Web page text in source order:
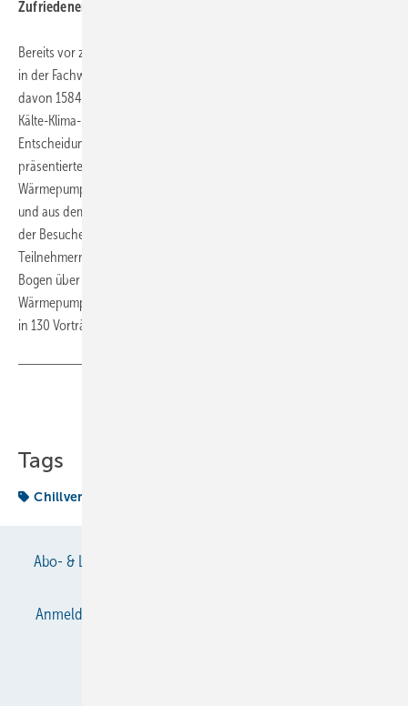
Zufriedener Rückblick auf die Chillventa 2010
Bereits vor zwei Jahren stieß die Chillventa 2010 auf großes Interesse
in der Fachwelt: Aus aller Welt waren 29.312 Fachbesucher angereist,
davon 15841 aus 83 Ländern. Etwa zwei Drittel davon kamen aus
Kälte-Klima-Fachbetrieben und etwa 60 % der Besucher konnten als
Entscheidungsträger gelten. 881 Unternehmen aus 42 Ländern
präsentierten ihre Exponate. Vor allem Kälte- und
Wärmepumpenprozesse sowie Komponenten aus diesen Bereichen
und aus dem Raumluftsektor gewannen die größte Aufmerksamkeit
der Besucher. Das begleitende Kongressprogramm mit 378
Teilnehmern spannte währen der sechs Einzelveranstaltungen den
Bogen über das gesamte Angebot der Kälte-, Klima-, Raumluft- und
Wärmepumpenbranche und bot umfassende Experteninformationen
in 130 Vorträgen. (RM)
Tags
Chillventa
Abo- & Leserservice
Anmelden